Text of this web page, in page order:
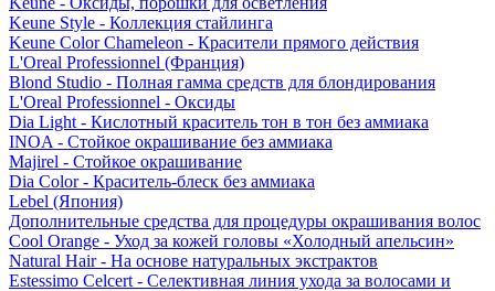
Keune Style - Коллекция стайлинга
Keune Color Chameleon - Красители прямого действия
L'Oreal Professionnel (Франция)
Blond Studio - Полная гамма средств для блондирования
L'Oreal Professionnel - Оксиды
Dia Light - Кислотный краситель тон в тон без аммиака
INOA - Стойкое окрашивание без аммиака
Majirel - Стойкое окрашивание
Dia Color - Краситель-блеск без аммиака
Lebel (Япония)
Дополнительные средства для процедуры окрашивания волос
Cool Orange - Уход за кожей головы «Холодный апельсин»
Natural Hair - На основе натуральных экстрактов
Estessimo Celcert - Селективная линия ухода за волосами и